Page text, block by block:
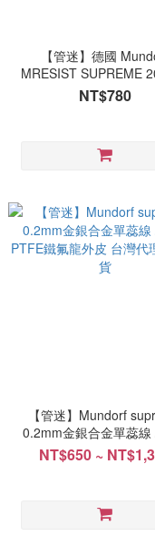
【管迷】德國
MRESIST SUPREME
功率繞線電阻 台灣代理
貨
NT$780
【管迷】Mundorf
0.2mm金銀合金單蕊線
PTFE鐵氟龍外皮 台灣代
NT$650 ~